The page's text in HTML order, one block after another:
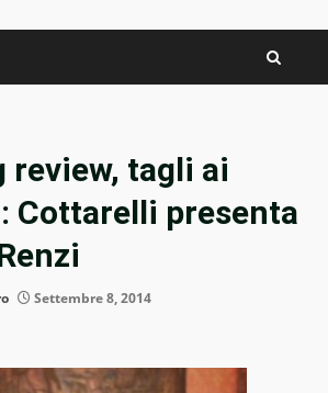
review, tagli ai
Cottarelli presenta
Settembre 8, 2014